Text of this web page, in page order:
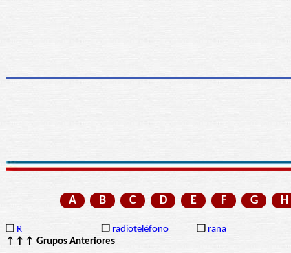
A B C D E F G H
❒ R ❒ radioteléfono ❒ rana
↑↑↑ Grupos Anteriores